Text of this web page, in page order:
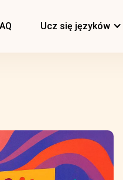
Ucz się języków